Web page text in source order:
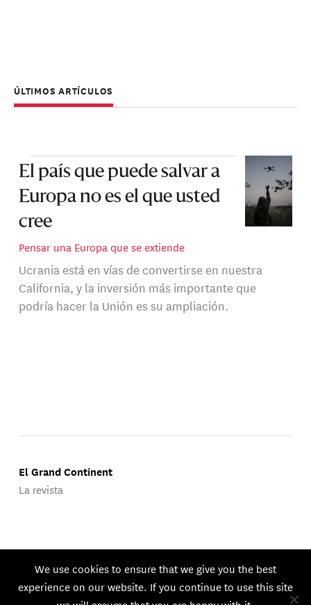
ÚLTIMOS ARTÍCULOS
El país que puede salvar a
Europa no es el que usted
cree
Pensar una Europa que se extiende
Ucrania está en vías de convertirse en nuestra
California, y la inversión más importante que
podría hacer la Unión es su ampliación.
El Grand Continent
La revista
© 2026 GEG. Todos los derechos reservados.
We use cookies to ensure that we give you the best
experience on our website. If you continue to use this site